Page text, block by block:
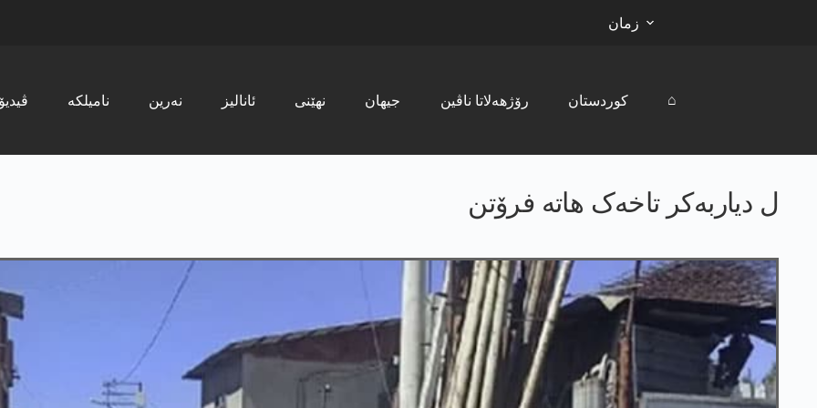
زمان
ڤیدیۆ نامیلکە نەرین ئانالیز نھێنی جیھان رۆژھەلاتا ناڤین کوردستان ⌂
ل دیاربەکر تاخەک ھاتە فرۆتن